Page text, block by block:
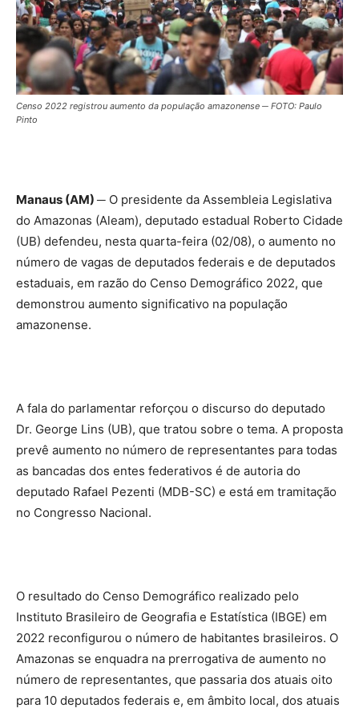
Censo 2022 registrou aumento da população amazonense ─ FOTO: Paulo
Pinto
Manaus (AM) ─ O presidente da Assembleia Legislativa
do Amazonas (Aleam), deputado estadual Roberto Cidade
(UB) defendeu, nesta quarta-feira (02/08), o aumento no
número de vagas de deputados federais e de deputados
estaduais, em razão do Censo Demográfico 2022, que
demonstrou aumento significativo na população
amazonense.
A fala do parlamentar reforçou o discurso do deputado
Dr. George Lins (UB), que tratou sobre o tema. A proposta
prevê aumento no número de representantes para todas
as bancadas dos entes federativos é de autoria do
deputado Rafael Pezenti (MDB-SC) e está em tramitação
no Congresso Nacional.
O resultado do Censo Demográfico realizado pelo
Instituto Brasileiro de Geografia e Estatística (IBGE) em
2022 reconfigurou o número de habitantes brasileiros. O
Amazonas se enquadra na prerrogativa de aumento no
número de representantes, que passaria dos atuais oito
para 10 deputados federais e, em âmbito local, dos atuais